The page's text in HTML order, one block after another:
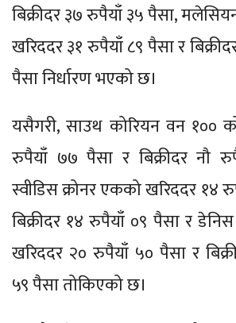
बिक्रीदर ३७ रुपैयाँ ३५ पैसा,
खरिददर ३१ रुपैयाँ ८९ पैसा र
पैसा निर्धारण भएको छ।
यसैगरी, साउथ कोरियन वन १००
रुपैयाँ ७७ पैसा र बिक्रीदर नौ
स्वीडिस क्रोनर एकको खरिददर १४
बिक्रीदर १४ रुपैयाँ ०९ पैसा र
खरिददर २० रुपैयाँ ५० पैसा र
५९ पैसा तोकिएको छ।